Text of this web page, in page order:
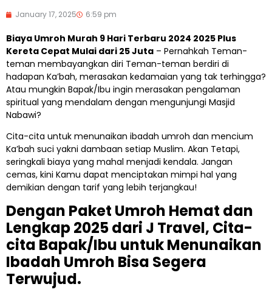
January 17, 2025 6:59 pm
Biaya Umroh Murah 9 Hari Terbaru 2024 2025 Plus
Kereta Cepat Mulai dari 25 Juta – Pernahkah Teman-
teman membayangkan diri Teman-teman berdiri di
hadapan Ka’bah, merasakan kedamaian yang tak terhingga?
Atau mungkin Bapak/Ibu ingin merasakan pengalaman
spiritual yang mendalam dengan mengunjungi Masjid
Nabawi?
Cita-cita untuk menunaikan ibadah umroh dan mencium
Ka’bah suci yakni dambaan setiap Muslim. Akan Tetapi,
seringkali biaya yang mahal menjadi kendala. Jangan
cemas, kini Kamu dapat menciptakan mimpi hal yang
demikian dengan tarif yang lebih terjangkau!
Dengan Paket Umroh Hemat dan
Lengkap 2025 dari J Travel, Cita-
cita Bapak/Ibu untuk Menunaikan
Ibadah Umroh Bisa Segera
Terwujud.